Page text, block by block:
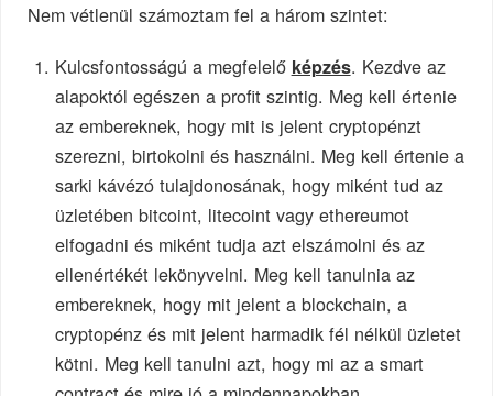
Nem vétlenül számoztam fel a három szintet:
Kulcsfontosságú a megfelelő képzés. Kezdve az
alapoktól egészen a profit szintig. Meg kell értenie
az embereknek, hogy mit is jelent cryptopénzt
szerezni, birtokolni és használni. Meg kell értenie a
sarki kávézó tulajdonosának, hogy miként tud az
üzletében bitcoint, litecoint vagy ethereumot
elfogadni és miként tudja azt elszámolni és az
ellenértékét lekönyvelni. Meg kell tanulnia az
embereknek, hogy mit jelent a blockchain, a
cryptopénz és mit jelent harmadik fél nélkül üzletet
kötni. Meg kell tanulni azt, hogy mi az a smart